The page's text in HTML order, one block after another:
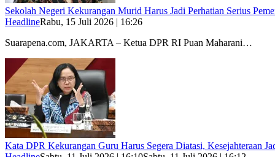
Sekolah Negeri Kekurangan Murid Harus Jadi Perhatian Serius
HeadlineRabu, 15 Juli 2026 | 16:26
Suarapena.com, JAKARTA – Ketua DPR RI Puan Maharani…
Kata DPR Kekurangan Guru Harus Segera Diatasi, Kesejahteraan